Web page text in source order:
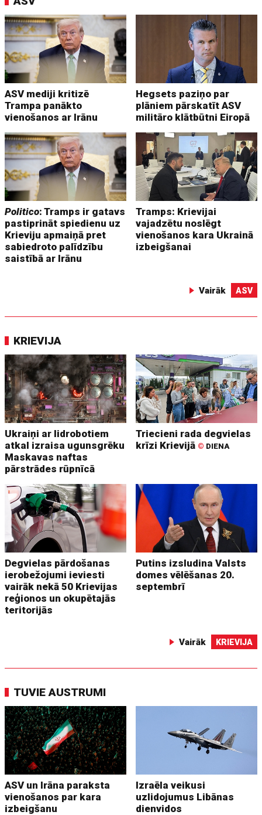
ASV mediji kritizē
Trampa panākto
vienošanos ar Irānu
Hegsets paziņo par
plāniem pārskatīt ASV
militāro klātbūtni Eiropā
Politico: Tramps ir gatavs
pastiprināt spiedienu uz
Krieviju apmaiņā pret
sabiedroto palīdzību
saistībā ar Irānu
Tramps: Krievijai
vajadzētu noslēgt
vienošanos kara Ukrainā
izbeigšanai
Vairāk ASV
KRIEVIJA
Ukraiņi ar lidrobotiem
atkal izraisa ugunsgrēku
Maskavas naftas
pārstrādes rūpnīcā
Triecieni rada degvielas
krīzi Krievijā © DIENA
Degvielas pārdošanas
ierobežojumi ieviesti
vairāk nekā 50 Krievijas
reģionos un okupētajās
teritorijās
Putins izsludina Valsts
domes vēlēšanas 20.
septembrī
Vairāk KRIEVIJA
TUVIE AUSTRUMI
ASV un Irāna paraksta
vienošanos par kara
izbeigšanu
Izraēla veikusi
uzlidojumus Libānas
dienvidos